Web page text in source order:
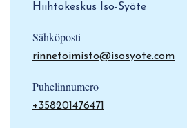
Hiihtokeskus Iso-Syöte
Sähköposti
rinnetoimisto@isosyote.com
Puhelinnumero
+358201476471